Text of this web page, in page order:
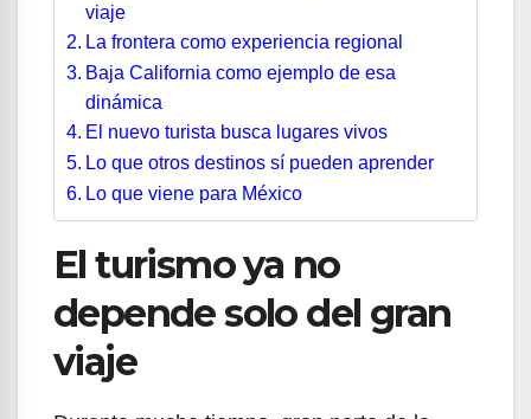
viaje
La frontera como experiencia regional
Baja California como ejemplo de esa
dinámica
El nuevo turista busca lugares vivos
Lo que otros destinos sí pueden aprender
Lo que viene para México
El turismo ya no
depende solo del gran
viaje